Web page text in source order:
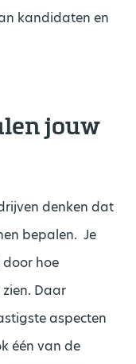
kandidaten en
jouw
denken dat
bepalen. Je
hoe
Daar
aspecten
één van de